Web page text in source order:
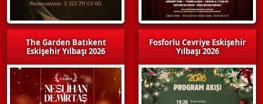
The Garden Batıkent
Eskişehir Yılbaşı 2026
Fosforlu Cevriye Eskişehir
Yılbaşı 2026